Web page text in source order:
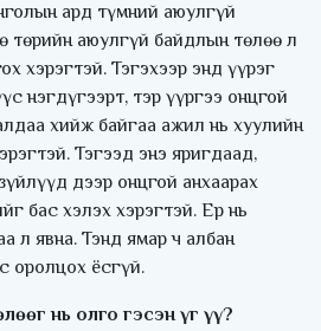
ард түмний аюулгүй
төрийн аюулгүй байдлын төлөө л
хэрэгтэй. Тэгэхээр энд үүрэг
нэгдүгээрт, тэр үүргээ онцгой
хийж байгаа ажил нь хуулийн
Тэгээд энэ яригдаад,
дээр онцгой анхаарах
бас хэлэх хэрэгтэй. Ер нь
л явна. Тэнд ямар ч албан
оролцох ёсгүй.
нь олго гэсэн үг үү?